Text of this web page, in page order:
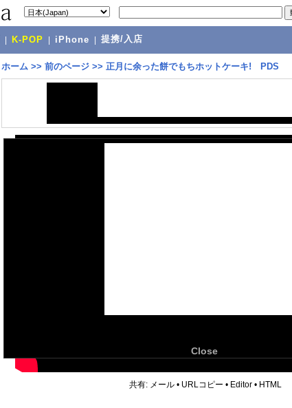
K-POP iPhone 提携/入店
ホーム >> 前のページ >> 正月に余った餅でもちホットケーキ! PDS
Close
共有: メール • URLコピー • Editor • HTML